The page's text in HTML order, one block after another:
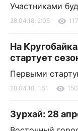
Участниками
28.04.18, 2:05
На
стартует
Первыми
28.04.18, 1:51
Зурхай: 28